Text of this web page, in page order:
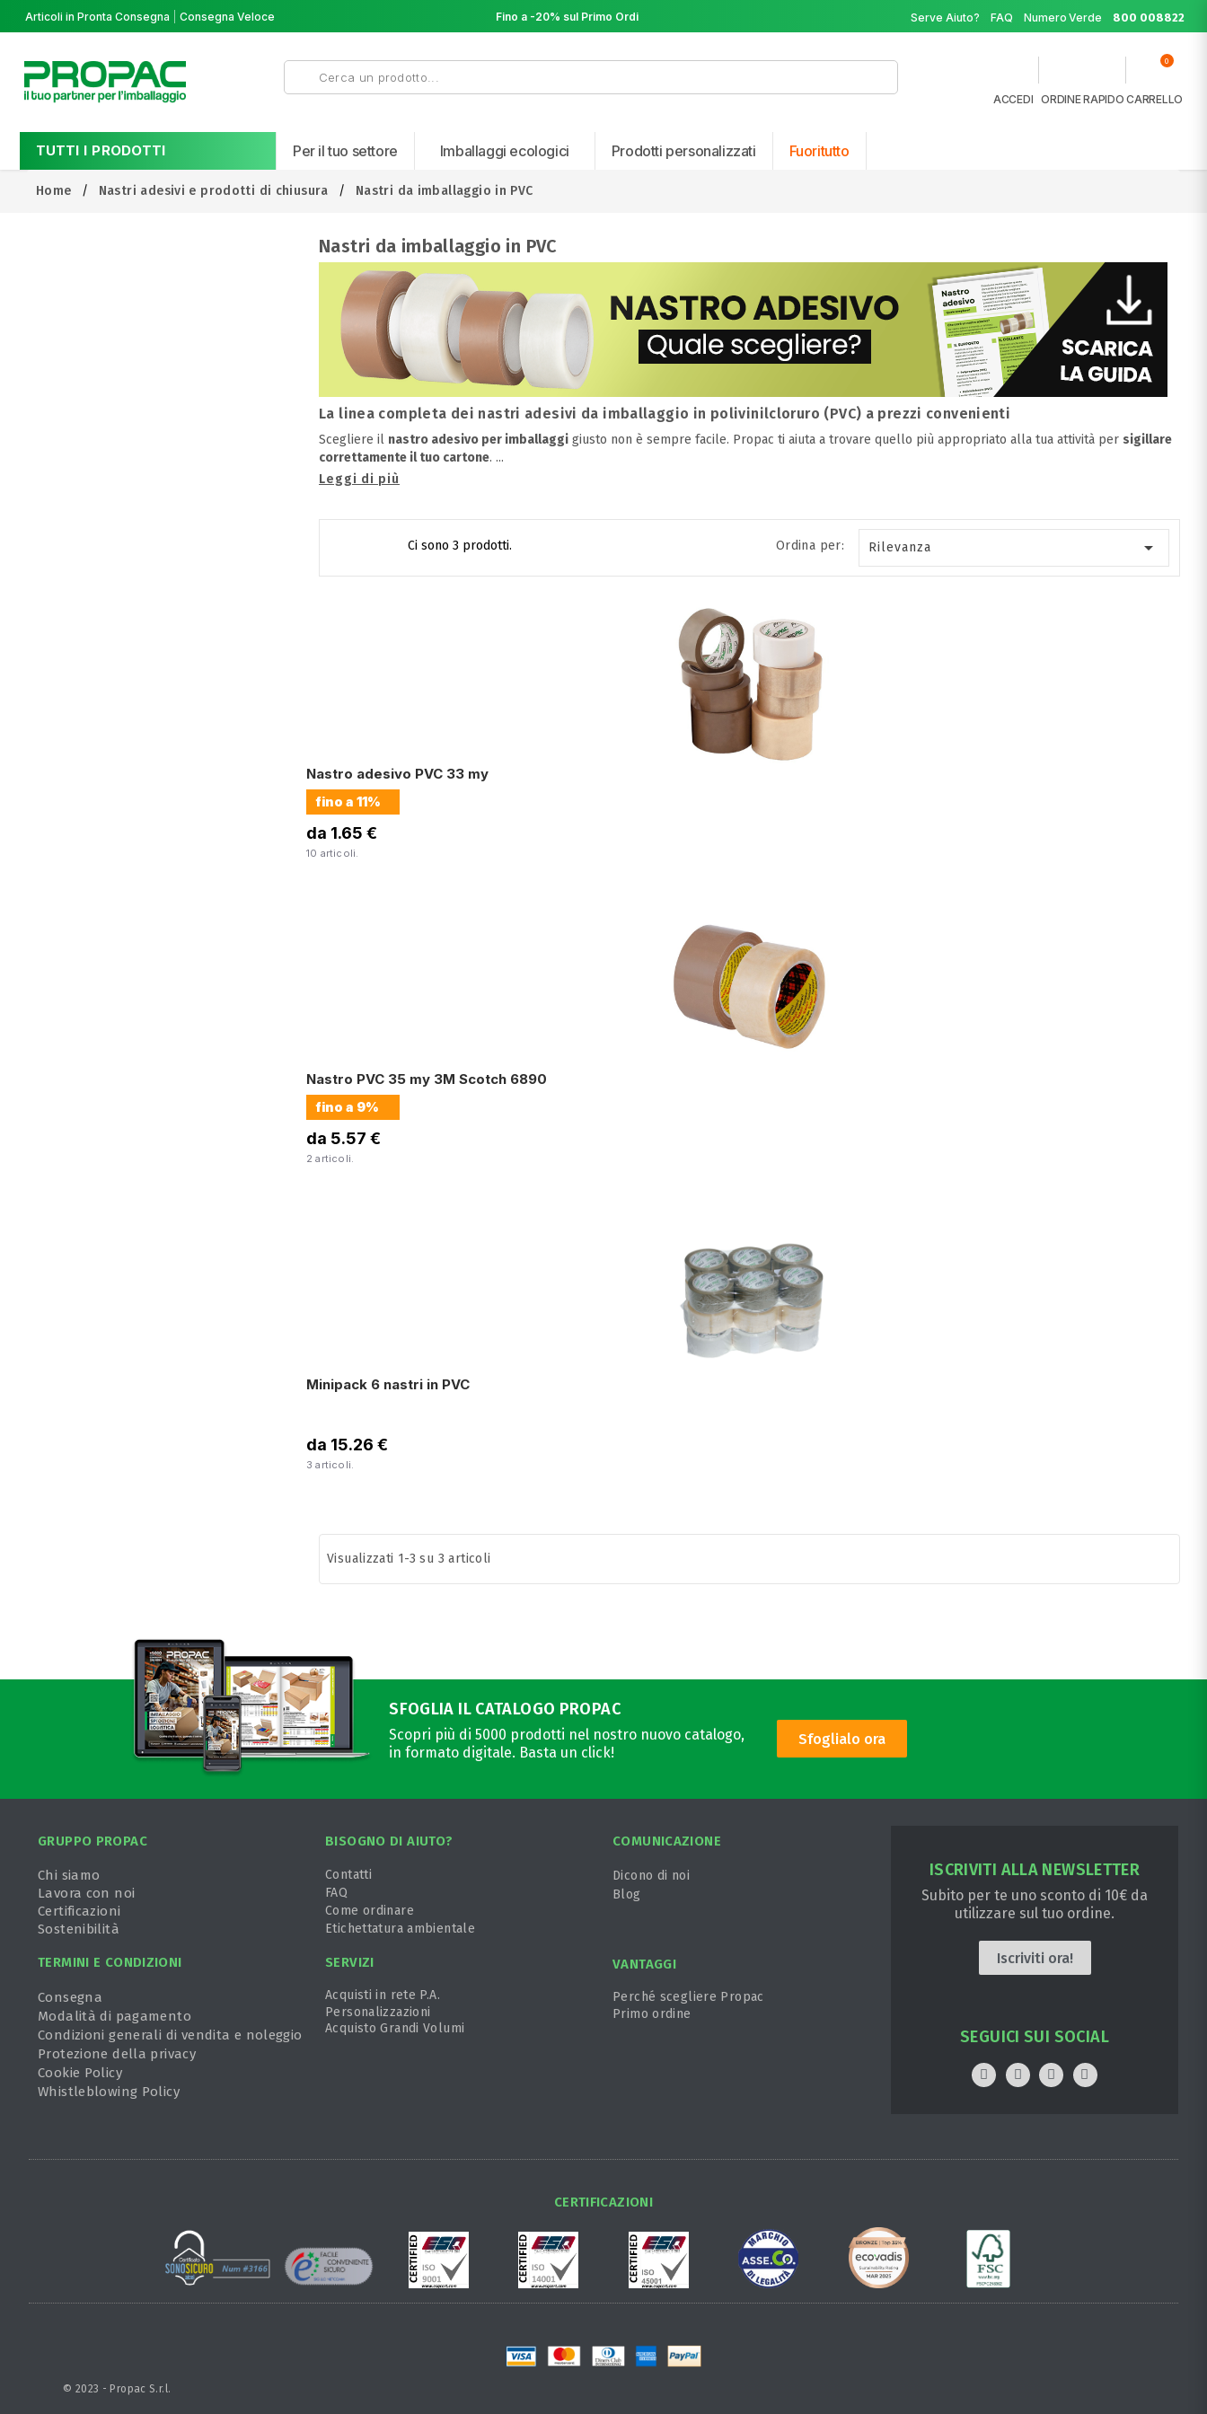
Serve Aiuto? FAQ Numero Verde 800 008822
Articoli in Pronta Consegna Consegna Veloce Fino a -20% sul Primo Ordine
0
CARRELLO
ORDINE RAPIDO
ACCEDI
TUTTI I PRODOTTI Per il tuo settore Imballaggi ecologici Prodotti personalizzati Fuoritutto
Home Nastri adesivi e prodotti di chiusura Nastri da imballaggio in PVC
Nastri da imballaggio in PVC
La linea completa dei nastri adesivi da imballaggio in polivinilcloruro (PVC) a prezzi convenienti
Scegliere il nastro adesivo per imballaggi giusto non è sempre facile. Propac ti aiuta a trovare quello più appropriato alla tua attività per sigillare
correttamente il tuo cartone. ...
Leggi di più
Ci sono 3 prodotti. Ordina per: Rilevanza 
Nastro adesivo PVC 33 my
fino a 11%
da 1.65 €
10 articoli.
Nastro PVC 35 my 3M Scotch 6890
fino a 9%
da 5.57 €
2 articoli.
Minipack 6 nastri in PVC
da 15.26 €
3 articoli.
Visualizzati 1-3 su 3 articoli
SFOGLIA IL CATALOGO PROPAC
Scopri più di 5000 prodotti nel nostro nuovo catalogo,
in formato digitale. Basta un click!
Sfoglialo ora
GRUPPO PROPAC
Chi siamo
Lavora con noi
Certificazioni
Sostenibilità
TERMINI E CONDIZIONI
Consegna
Modalità di pagamento
Condizioni generali di vendita e noleggio
Protezione della privacy
Cookie Policy
Whistleblowing Policy
BISOGNO DI AIUTO?
Contatti
FAQ
Come ordinare
Etichettatura ambientale
SERVIZI
Acquisti in rete P.A.
Personalizzazioni
Acquisto Grandi Volumi
COMUNICAZIONE
Dicono di noi
Blog
VANTAGGI
Perché scegliere Propac
Primo ordine
ISCRIVITI ALLA NEWSLETTER
Subito per te uno sconto di 10€ da
utilizzare sul tuo ordine.
Iscriviti ora!
SEGUICI SUI SOCIAL
CERTIFICAZIONI
© 2023 - Propac S.r.l.